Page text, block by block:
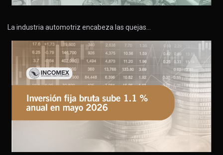
La industria automotriz encabeza las quejas…